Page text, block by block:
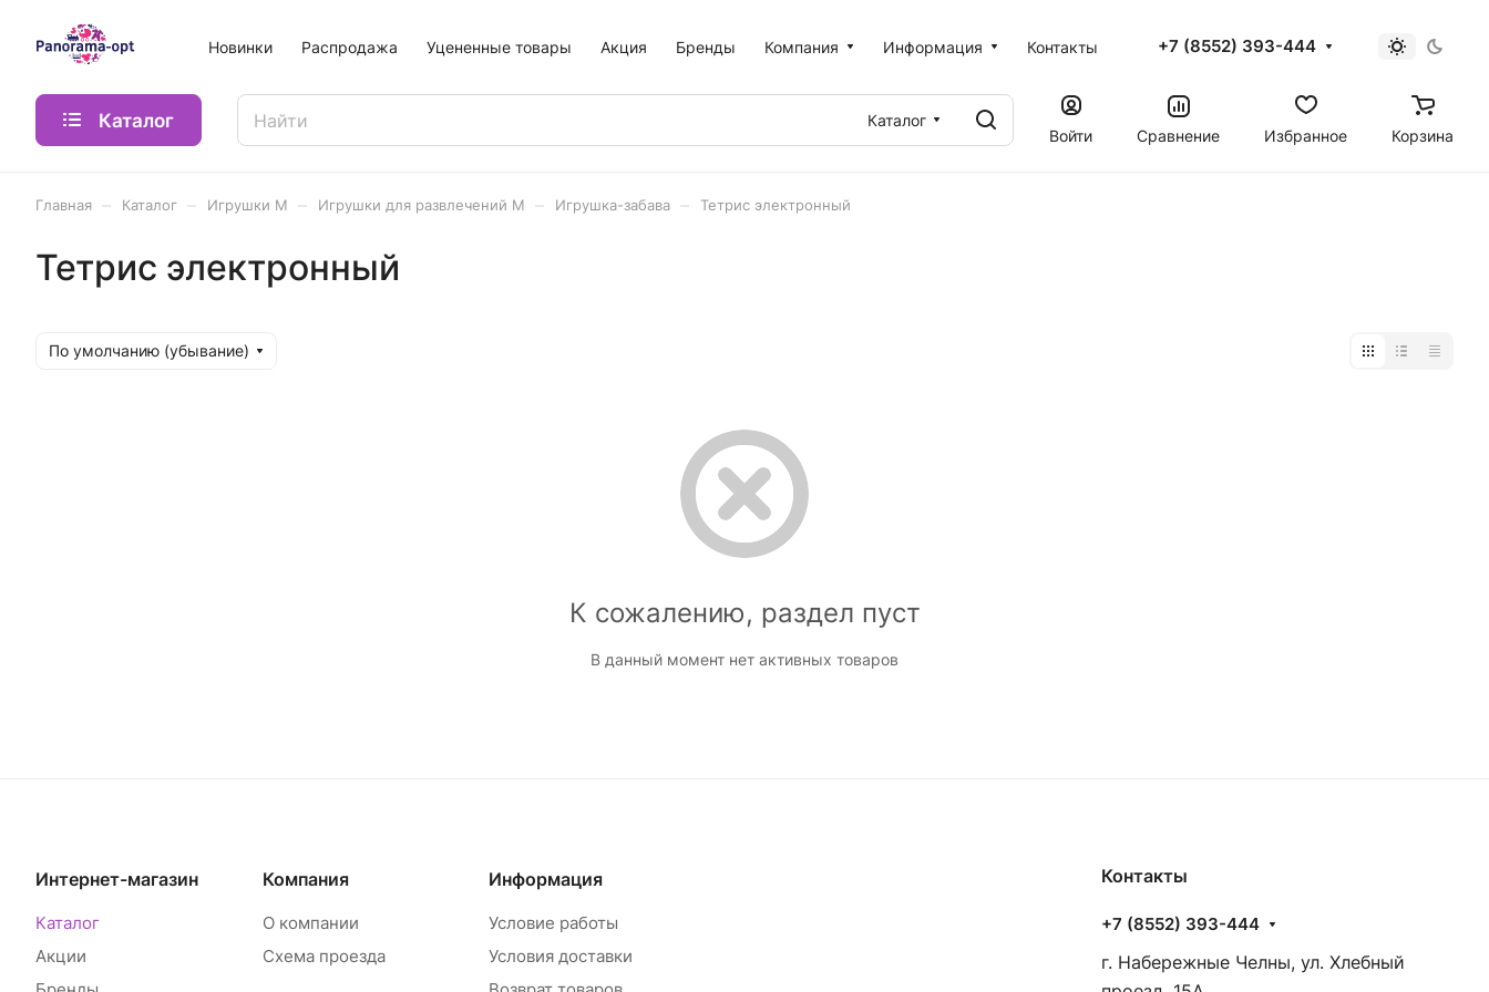
Новинки Распродажа Уцененные товары Акция Бренды Компания Информация Контакты +7 (8552) 393-444
Каталог
Каталог
Войти
Сравнение Избранное Корзина
Главная Каталог Игрушки М Игрушки для развлечений М Игрушка-забава Тетрис электронный
Тетрис электронный
По умолчанию (убывание)
К сожалению, раздел пуст
В данный момент нет активных товаров
Интернет-магазин
Каталог
Акции
Компания
О компании
Схема проезда
Информация
Условие работы
Условия доставки
Контакты
+7 (8552) 393-444
г. Набережные Челны, ул. Хлебный